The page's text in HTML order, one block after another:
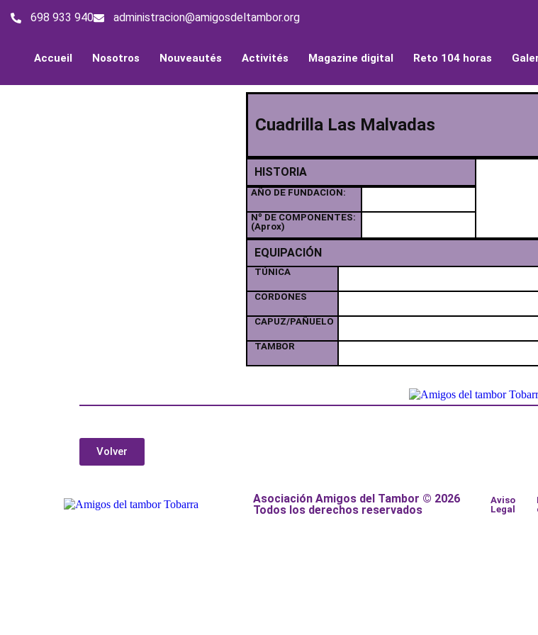
698 933 940 administracion@amigosdeltambor.org
Accueil Nosotros Nouveautés Activités Magazine digital Reto 104 horas
Cuadrilla Las Malvadas
HISTORIA
AÑO DE FUNDACION:
Nº DE COMPONENTES:
(Aprox)
EQUIPACIÓN
TÚNICA
CORDONES
CAPUZ/PAÑUELO
TAMBOR
Volver
Asociación Amigos del Tambor © 2026
Todos los derechos reservados
Aviso
Legal